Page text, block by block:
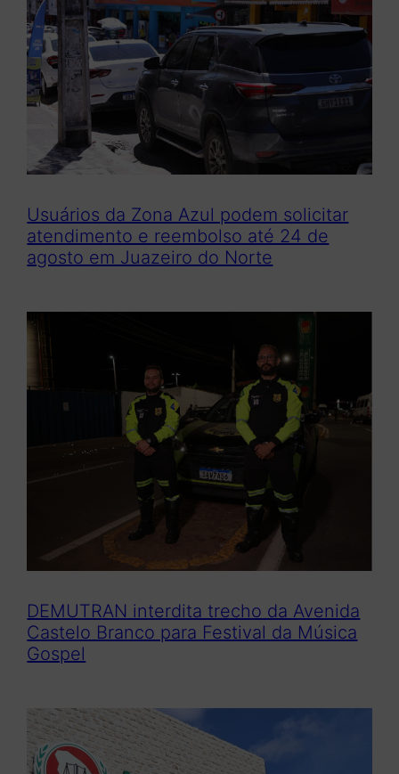
Usuários da Zona Azul podem solicitar
atendimento e reembolso até 24 de
agosto em Juazeiro do Norte
DEMUTRAN interdita trecho da Avenida
Castelo Branco para Festival da Música
Gospel